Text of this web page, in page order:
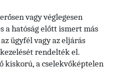
vagy véglegesen
a hatóság előtt ismert más
ügyfél vagy az eljárás
rendelték el.
kiskorú, a cselekvőképtelen